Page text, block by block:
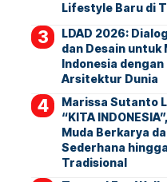
Lifestyle Baru di
LDAD 2026:
dan Desain untuk
Indonesia
Arsitektur Dunia
Marissa Sutanto
“KITA
Muda Berkarya
Sederhana
Tradisional